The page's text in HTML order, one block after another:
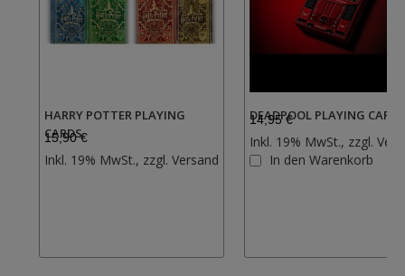
HARRY POTTER PLAYING
CARDS
15,90 €
Inkl. 19% MwSt., zzgl. VersandZur
DEADPOOL PLAYING CARDS
14,95 €
Inkl. 19% MwSt., zzgl.
In den Warenkorb